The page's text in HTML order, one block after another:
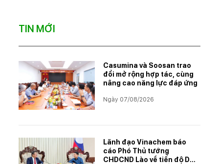
TIN MỚI
Casumina và Soosan trao
đổi mở rộng hợp tác, cùng
nâng cao năng lực đáp ứng
Ngày 07/08/2026
Lãnh đạo Vinachem báo
cáo Phó Thủ tướng
CHDCND Lào về tiến độ Dự